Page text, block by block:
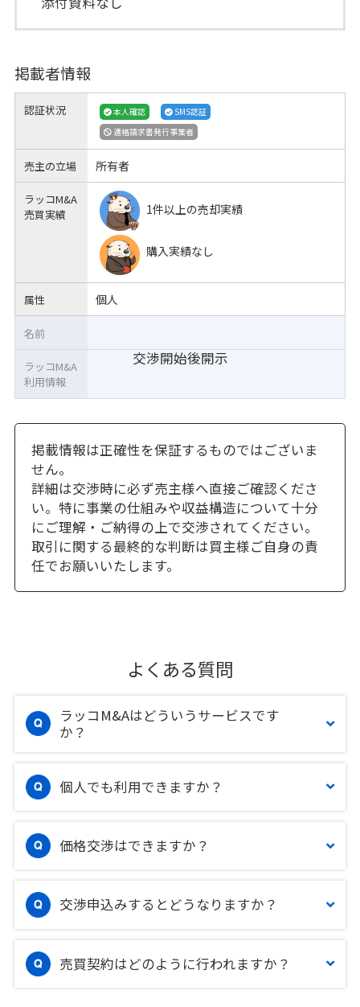
掲載者情報
認証状況 本人確認
SMS認証
適格請求書発行事業者
売主の立場 所有者
ラッコM&A
売買実績
1件以上の売却実績
購入実績なし
属性 個人
交渉開始後開示
名前
ラッコM&A
利用情報
掲載情報は正確性を保証するものではございま
せん。
詳細は交渉時に必ず売主様へ直接ご確認くださ
い。特に事業の仕組みや収益構造について十分
にご理解・ご納得の上で交渉されてください。
取引に関する最終的な判断は買主様ご自身の責
任でお願いいたします。
よくある質問
ラッコM&Aはどういうサービスです
か？
個人でも利用できますか？
価格交渉はできますか？
交渉申込みするとどうなりますか？
売買契約はどのように行われますか？